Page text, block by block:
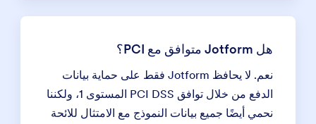
هل Jotform متوافق مع PCI؟
نعم. لا يحافظ Jotform فقط على حماية بيانات
الدفع من خلال توافق PCI DSS المستوى 1، ولكننا
نحمي أيضًا جميع بيانات النموذج مع الامتثال للائحة